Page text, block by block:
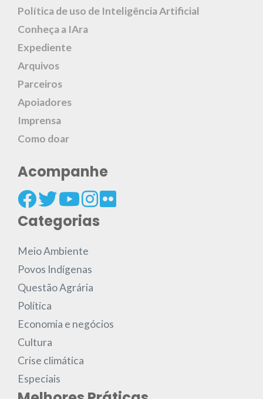
Política de uso de Inteligência Artificial
Conheça a IAra
Expediente
Arquivos
Parceiros
Apoiadores
Imprensa
Como doar
Acompanhe
Categorias
Meio Ambiente
Povos Indígenas
Questão Agrária
Política
Economia e negócios
Cultura
Crise climática
Especiais